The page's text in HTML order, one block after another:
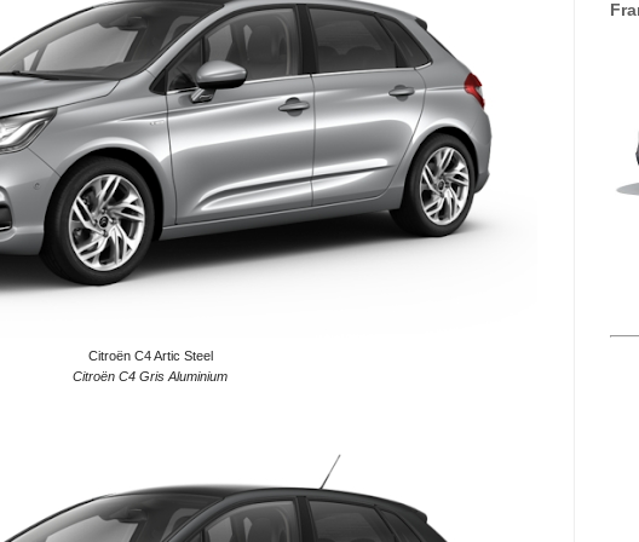
Citroën C4 Artic Steel
Citroën C4 Gris Aluminium